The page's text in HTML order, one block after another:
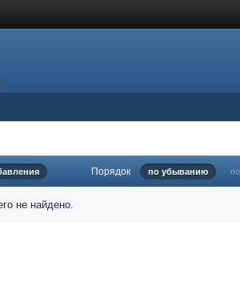
Порядок по убыванию
не найдено.